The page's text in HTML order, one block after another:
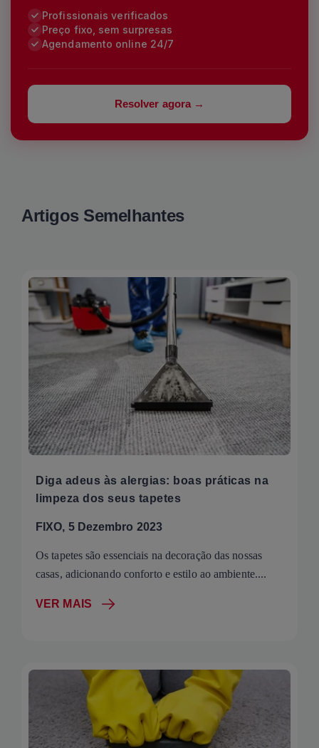
Profissionais verificados
Preço fixo, sem surpresas
Agendamento online 24/7
Resolver agora →
Artigos Semelhantes
Diga adeus às alergias: boas práticas na
limpeza dos seus tapetes
FIXO, 5 Dezembro 2023
Os tapetes são essenciais na decoração das nossas
casas, adicionando conforto e estilo ao ambiente....
VER MAIS